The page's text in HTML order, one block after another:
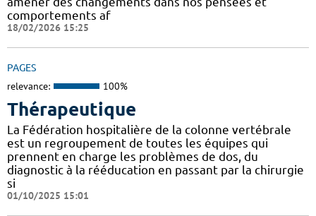
comportements af
18/02/2026 15:25
PAGES
relevance: 100%
Thérapeutique
La Fédération hospitalière de la colonne vertébrale
est un regroupement de toutes les équipes qui
prennent en charge les problèmes de dos, du
diagnostic à la rééducation en passant par la chirurgie
si
01/10/2025 15:01